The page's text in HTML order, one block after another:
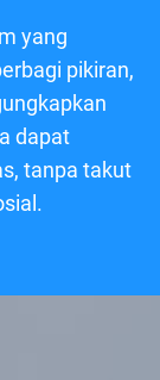
yang
pikiran,
dapat
tanpa takut